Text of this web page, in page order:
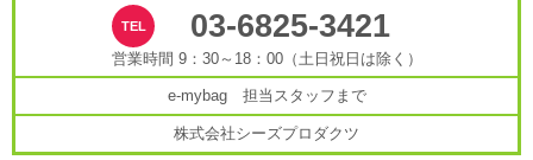
03-6825-3421
営業時間 9：30～18：00（土日祝日は除く）
e-mybag 担当スタッフまで
株式会社シーズプロダクツ